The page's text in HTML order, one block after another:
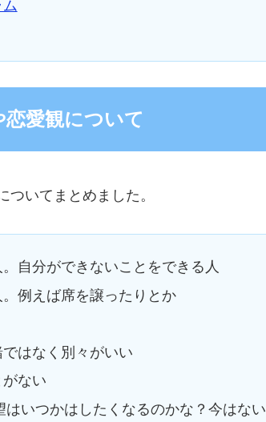
愛観について
いてまとめました。
自分ができないことをできる人
例えば席を譲ったりとか
はなく別々がいい
ない
はいつかはしたくなるのかな？今はない